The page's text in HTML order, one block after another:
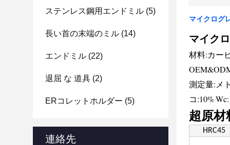
ステンレス鋼用エンドミル (5)
長い首の末端のミル (14)
エンドミル (22)
退屈 な 道具 (2)
ERコレットホルダー (5)
連絡先
マイクログ
マイク
材料:カー
測定量:メ
コ:10%
超原材
HRC45